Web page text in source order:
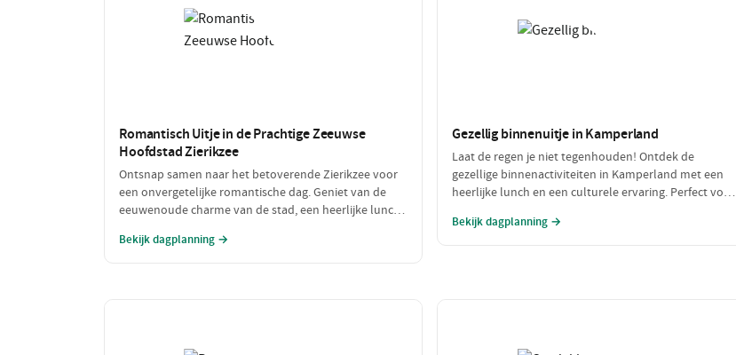
Romantisch Uitje in de Prachtige Zeeuwse
Hoofdstad Zierikzee
Ontsnap samen naar het betoverende Zierikzee voor
een onvergetelijke romantische dag. Geniet van de
eeuwenoude charme van de stad, een heerlijke lunch
sfeervol diner. Laat de liefde bloeien te midden van
Bekijk dagplanning →
Gezellig binnenuitje in Kamperland
Laat de regen je niet tegenhouden! Ontdek de
gezellige binnenactiviteiten in Kamperland met een
heerlijke lunch en een culturele ervaring. Perfect voor
comfortabel kunt genieten!
Bekijk dagplanning →